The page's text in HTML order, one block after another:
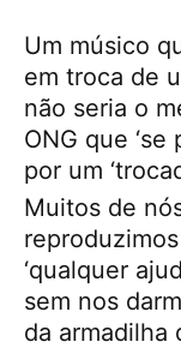
Um músico
em troca de
não seria o
ONG que ‘se
por um
Muitos de
‘qualquer
sem nos
da armadilha